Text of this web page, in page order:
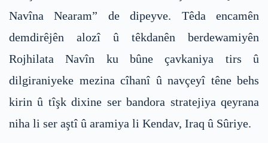
Navîna Nearam” de dipeyve. Têda encamên
demdirêjên alozî û têkdanên berdewamiyên
Rojhilata Navîn ku bûne çavkaniya tirs û
dilgiraniyeke mezina cîhanî û navçeyî têne behs
kirin û tîşk dixine ser bandora stratejiya qeyrana
niha li ser aştî û aramiya li Kendav, Iraq û Sûriye.